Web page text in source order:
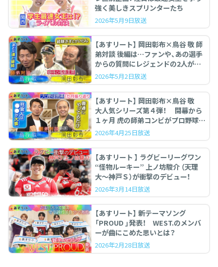
強く美しきスプリンターたち
2026年5月9日放送
【あすリート】 岡田彰布×鳥谷 敬 師
弟対談 後編は…ファンや、あの選手
からの質問にレジェンドの2人が答
えます。
2026年5月2日放送
【あすリート】 岡田彰布×鳥谷 敬
大人気シリーズ第４弾！ 開幕から
１ヶ月 虎の師弟コンビがプロ野球を
ぶった斬る！
2026年4月25日放送
【あすリート 】 ラグビーリーグワン
“怪物ルーキー” 上ノ坊駿介 （天理
大〜神戸Ｓ）が衝撃のデビュー！
2026年3月14日放送
【あすリート】 新テーマソング
「PROUD 」発表！ WEST.のメンバ
ーが曲にこめた思いとは？
2026年2月28日放送